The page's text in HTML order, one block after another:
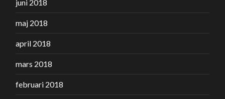
juni 2018
maj 2018
april 2018
mars 2018
februari 2018